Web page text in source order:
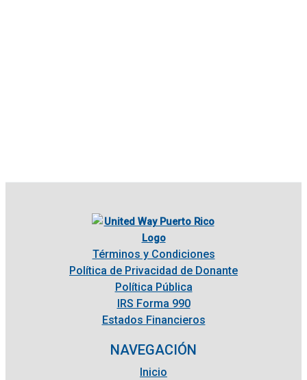
Términos y Condiciones
Política de Privacidad de Donante
Política Pública
IRS Forma 990
Estados Financieros
NAVEGACIÓN
Inicio